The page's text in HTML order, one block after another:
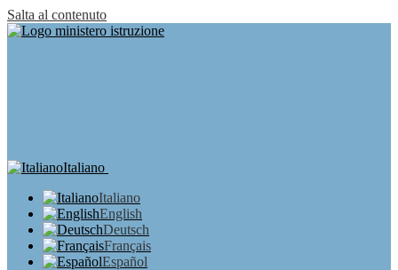
Salta al contenuto
Italiano
Italiano
English
Deutsch
Français
Español